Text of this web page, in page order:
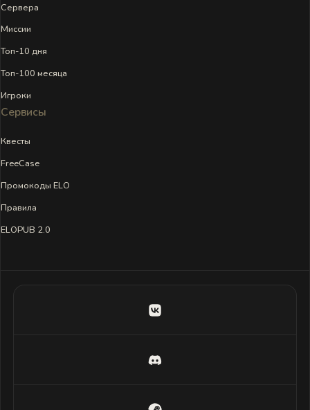
Сервера
Миссии
Топ-10 дня
Топ-100 месяца
Игроки
Сервисы
Квесты
FreeCase
Промокоды ELO
Правила
ELOPUB 2.0